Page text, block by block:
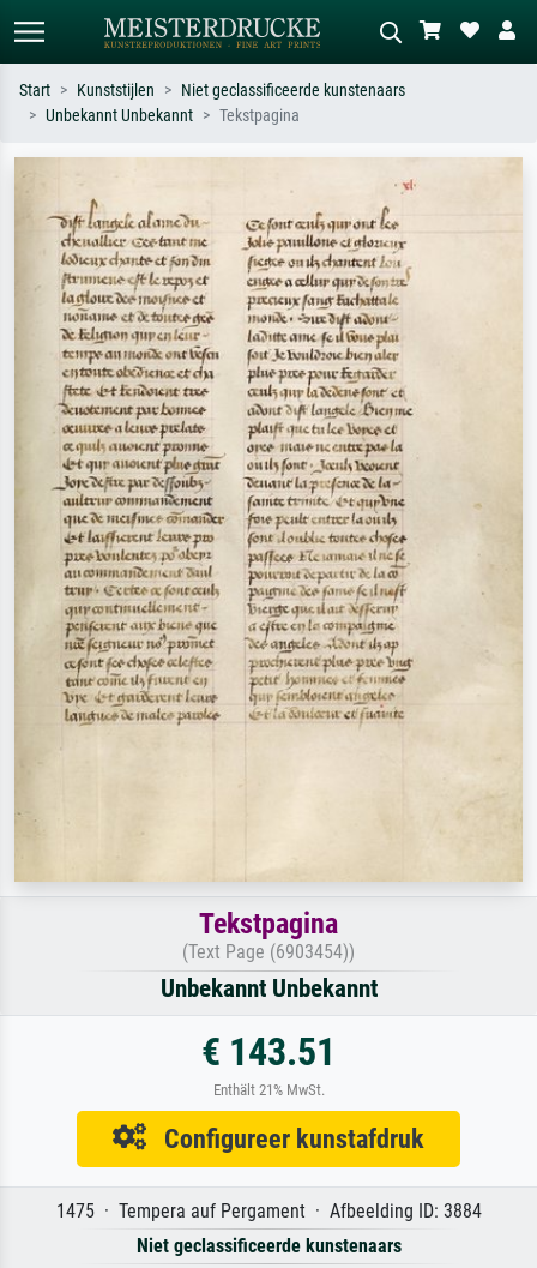
Zoek op kunstenaar, titel of stijl – bijv.
Monet, Sterrennacht, impressionisme,
Hokusai-golf, naakt.
Beschrijf de scène – bijv. groene
weide, abstract met veel rood, donker
olieverfschilderij, staand naakt naast
een boom.
Start Kunststijlen
Niet geclassificeerde kunstenaars
Unbekannt Unbekannt
Tekstpagina
Tekstpagina
(Text Page (6903454))
Unbekannt Unbekannt
€ 143.51
Enthält 21% MwSt.
Configureer kunstafdruk
1475 · Tempera auf Pergament · Afbeelding ID: 3884
Niet geclassificeerde kunstenaars